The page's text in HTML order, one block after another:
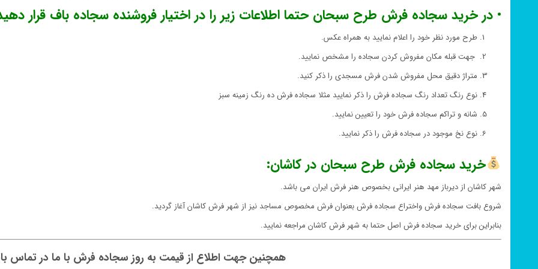
• در خرید سجاده فرش طرح سبحان حتما اطلاعات زیر را در اختیار فروشنده سجاده باف قرار
طرح مورد نظر خود را اعلام نمایید به همراه عکس.
جهت قبله مکان مفروش کردن سجاده را مشخص نمایید.
متراژ دقیق محل مفروش شدن فرش مسجدی را ذکر کنید.
نوع رنگ تعداد رنگ سجاده فرش را ذکر نمایید مثلا سجاده فرش ده رنگ زمینه سبز
شانه و تراکم سجاده فرش خود را تعیین نمایید.
نوع نخ موجود در سجاده فرش را ذکر نمایید.
خرید سجاده فرش طرح سبحان در کاشان:
شهر کاشان از دیرباز مهد هنر ایرانی بخصوص هنر فرش ایران می باشد.
شروع بافت سجاده فرش واختراع سجاده فرش بعنوان فرش مخصوص مساجد نیز از شهر فرش کاشان آغاز گردید.
بنابراین برای خرید سجاده فرش اصل حتما به شهر فرش کاشان مراجعه نمایید.
همچنین جهت اطلاع از قیمت به روز سجاده فرش با ما در تماس